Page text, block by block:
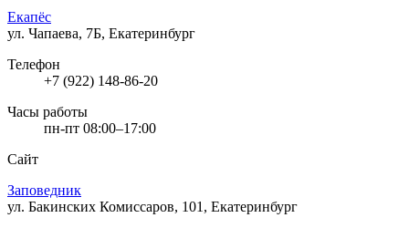
Екапёс
ул. Чапаева, 7Б, Екатеринбург
Телефон
+7 (922) 148-86-20
Часы работы
пн-пт 08:00–17:00
Сайт
Заповедник
ул. Бакинских Комиссаров, 101, Екатеринбург